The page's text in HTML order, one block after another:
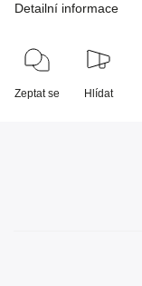
Detailní informace
Zeptat se Hlídat